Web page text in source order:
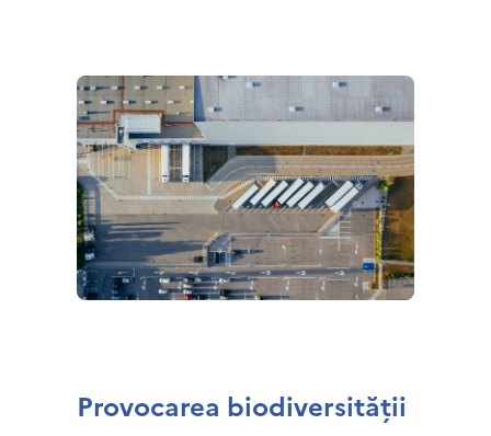
Provocarea biodiversității